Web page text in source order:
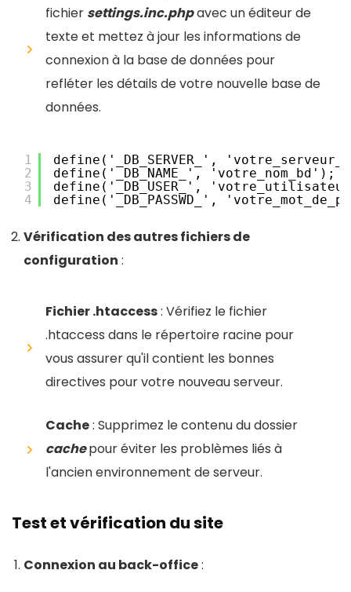
fichier settings.inc.phpavec un éditeur de
texte et mettez à jour les informations de
connexion à la base de données pour
refléter les détails de votre nouvelle base de
données.
1
2
3
4
define('_DB_SERVER_',
define('_DB_NAME_', 'votre_nom_bd');
define('_DB_USER_',
define('_DB_PASSWD_',
Vérification des autres fichiers de
configuration :
Fichier .htaccess: Vérifiez le fichier
.htaccess dans le répertoire racine pour
vous assurer qu'il contient les bonnes
directives pour votre nouveau serveur.
Cache: Supprimez le contenu du dossier
cachepour éviter les problèmes liés à
l'ancien environnement de serveur.
Test et vérification du site
Connexion au back-office: